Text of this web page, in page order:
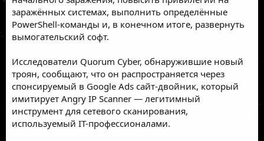
заражённых системах, выполнить определённые
PowerShell-команды и, в конечном итоге, развернуть
вымогательский софт.
Исследователи Quorum Cyber, обнаружившие новый
троян, сообщают, что он распространяется через
спонсируемый в Google Ads сайт-двойник, который
имитирует Angry IP Scanner — легитимный
инструмент для сетевого сканирования,
используемый IT-профессионалами.